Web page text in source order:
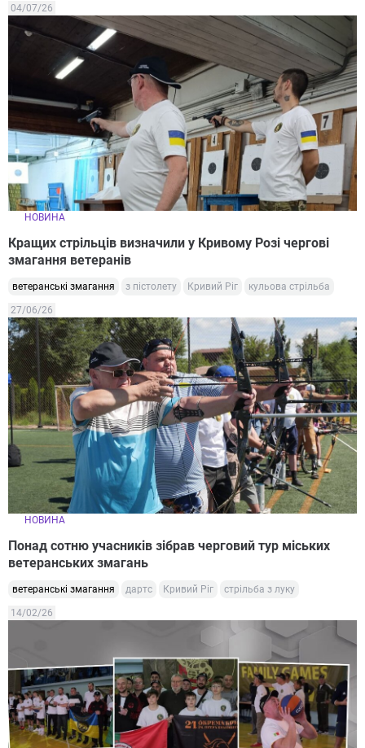
04/07/26
НОВИНА
Кращих стрільців визначили у Кривому Розі чергові
змагання ветеранів
ветеранські змагання з пістолету Кривий Ріг кульова стрільба
27/06/26
НОВИНА
Понад сотню учасників зібрав черговий тур міських
ветеранських змагань
ветеранські змагання дартс Кривий Ріг стрільба з луку
14/02/26